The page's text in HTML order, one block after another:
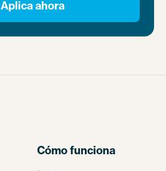
Aplica ahora
Cómo funciona